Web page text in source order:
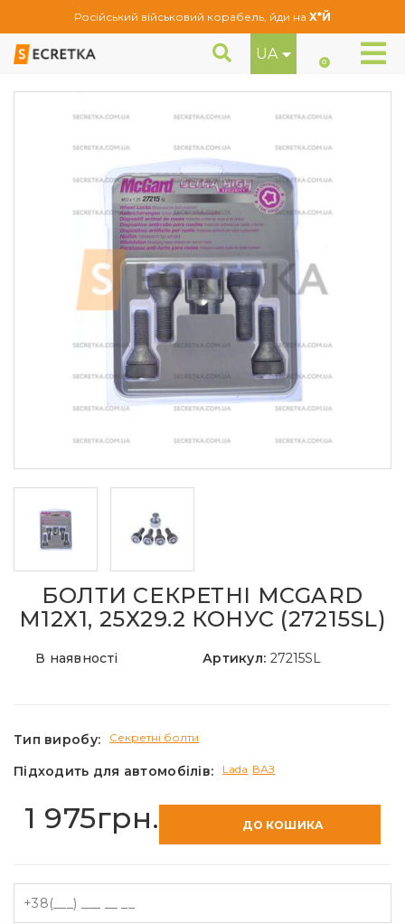
Російський військовий корабель, йди на Х*Й
UA 0
Секретне кріплення Болти секретні McGard М12Х1, 25Х29.2 Конус (27215SL)
БОЛТИ СЕКРЕТНІ MCGARD
М12Х1, 25Х29.2 КОНУС (27215SL)
В наявності Артикул: 27215SL
Тип виробу: Секретні болти
Підходить для автомобілів: Lada ВАЗ
1 975грн. ДО КОШИКА